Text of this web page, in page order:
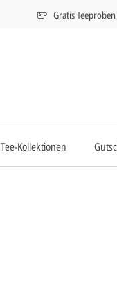
Gratis
Tee-Kollektionen